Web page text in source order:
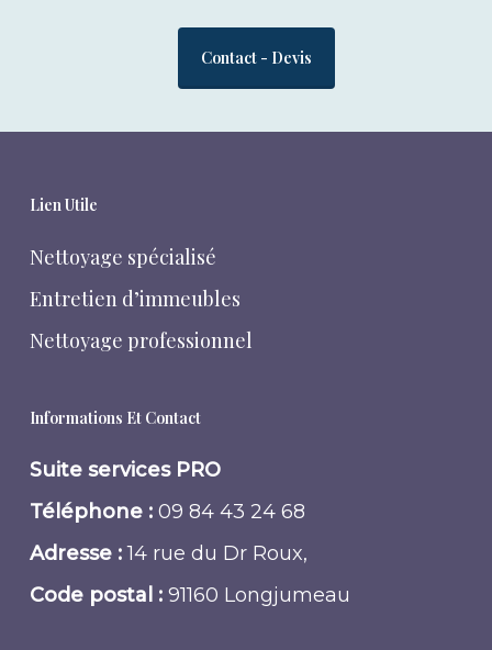
Contact - Devis
Lien Utile
Nettoyage spécialisé
Entretien d’immeubles
Nettoyage professionnel
Informations Et Contact
Suite services PRO
Téléphone :09 84 43 24 68
Adresse :14 rue du Dr Roux,
Code postal : 91160 Longjumeau